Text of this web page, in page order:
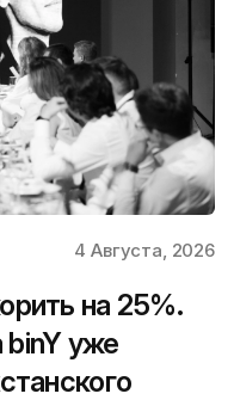
4 Августа, 2026
на 25%.
уже